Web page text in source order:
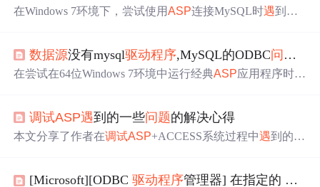
但问题依旧。最终发现问题是应用中混合使用了命名和
的my.ini文件解决了问题。
在Windows 7环境下，尝试使用ASP连接MySQL时遇到错
5.1驱动，并在系统DSN中配置数据源。
数据源没有mysql驱动程序,MySQL的ODBC问题
在尝试在64位Windows 7环境中运行经典ASP应用程序时，
版本的MySQL Connector/ODBC，并调整了IIS应用池设
置，但问题依旧。最终发现应用中混合使用了命名和未命
改my.ini文件中的SQL模式设置。
调试ASP遇到的一些问题的解决心得
本文分享了作者在调试ASP+ACCESS系统过程中遇到的三
。 [Microsoft][ODBC驱动程序管理器] 在指定的 DSN 中，